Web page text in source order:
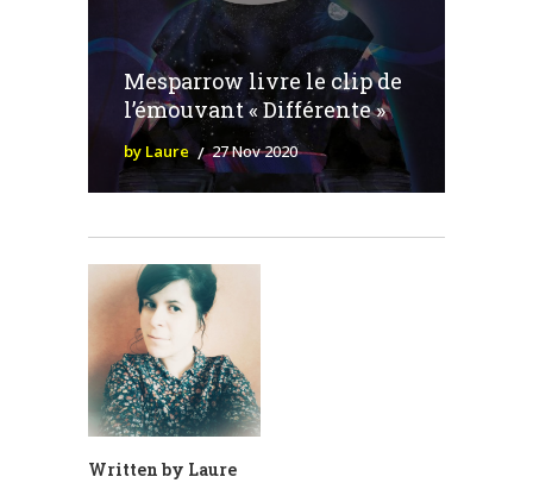
Mesparrow livre le clip de
l’émouvant « Différente »
by Laure 27 Nov 2020
Written by Laure